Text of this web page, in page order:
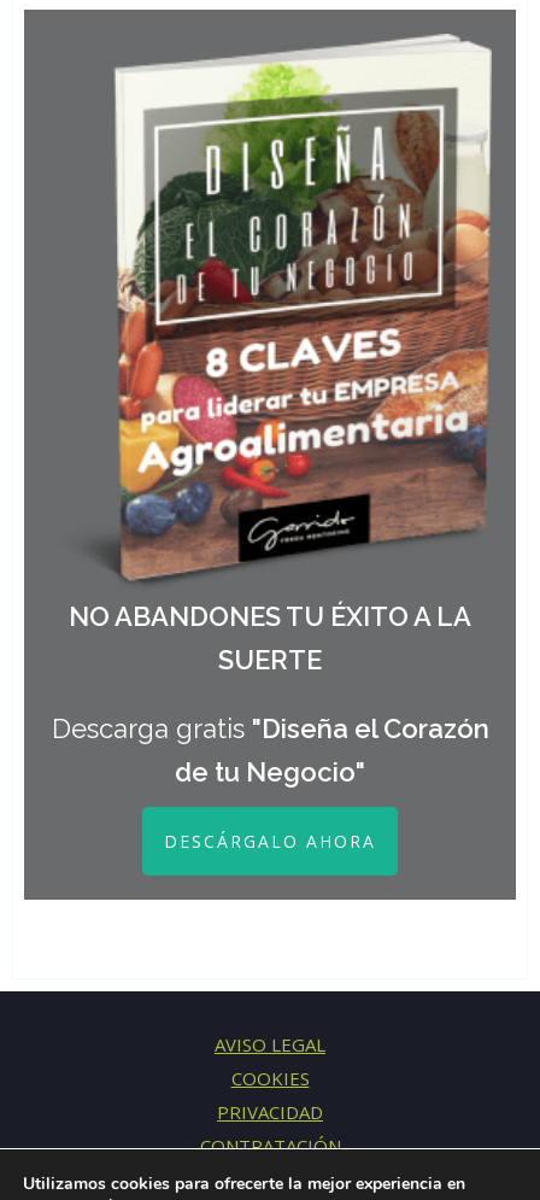
NO ABANDONES TU ÉXITO A LA
SUERTE
Descarga gratis "Diseña el Corazón
de tu Negocio"
DESCÁRGALO AHORA
AVISO LEGAL
COOKIES
PRIVACIDAD
CONTRATACIÓN
CONTACTO
Utilizamos cookies para ofrecerte la mejor experiencia en